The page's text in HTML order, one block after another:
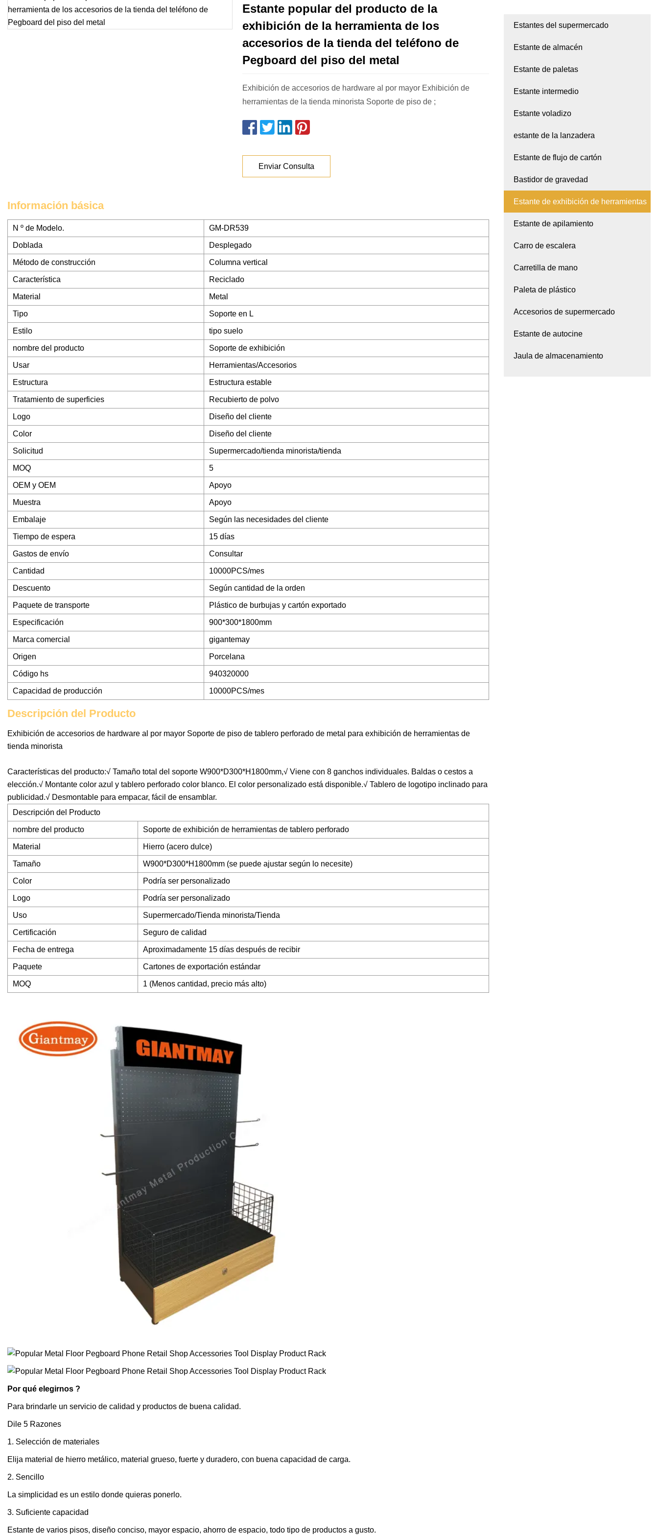
Estante popular del producto de la
exhibición de la herramienta de los
accesorios de la tienda del teléfono de
Pegboard del piso del metal
Exhibición de accesorios de hardware al por mayor Exhibición de
herramientas de la tienda minorista Soporte de piso de ;
Enviar Consulta
Información básica
N º de Modelo. GM-DR539
Doblada Desplegado
Método de construcción Columna vertical
Característica Reciclado
Material Metal
Tipo Soporte en L
Estilo tipo suelo
nombre del producto Soporte de exhibición
Usar Herramientas/Accesorios
Estructura Estructura estable
Tratamiento de superficies Recubierto de polvo
Logo Diseño del cliente
Color Diseño del cliente
Solicitud Supermercado/tienda minorista/tienda
MOQ 5
OEM y OEM Apoyo
Muestra Apoyo
Embalaje Según las necesidades del cliente
Tiempo de espera 15 días
Gastos de envío Consultar
Cantidad 10000PCS/mes
Descuento Según cantidad de la orden
Paquete de transporte Plástico de burbujas y cartón exportado
Especificación 900*300*1800mm
Marca comercial gigantemay
Origen Porcelana
Código hs 940320000
Capacidad de producción 10000PCS/mes
Descripción del Producto
Exhibición de accesorios de hardware al por mayor Soporte de piso de tablero perforado de metal para exhibición de herramientas de
tienda minorista
Características del producto:√ Tamaño total del soporte W900*D300*H1800mm,√ Viene con 8 ganchos individuales. Baldas o cestos a
elección.√ Montante color azul y tablero perforado color blanco. El color personalizado está disponible.√ Tablero de logotipo inclinado para
publicidad.√ Desmontable para empacar, fácil de ensamblar.
Descripción del Producto
nombre del producto Soporte de exhibición de herramientas de tablero perforado
Material Hierro (acero dulce)
Tamaño W900*D300*H1800mm (se puede ajustar según lo necesite)
Color Podría ser personalizado
Logo Podría ser personalizado
Uso Supermercado/Tienda minorista/Tienda
Certificación Seguro de calidad
Fecha de entrega Aproximadamente 15 días después de recibir
Paquete Cartones de exportación estándar
MOQ 1 (Menos cantidad, precio más alto)
Por qué elegirnos ?
Para brindarle un servicio de calidad y productos de buena calidad.
Dile 5 Razones
1. Selección de materiales
Elija material de hierro metálico, material grueso, fuerte y duradero, con buena capacidad de carga.
2. Sencillo
La simplicidad es un estilo donde quieras ponerlo.
3. Suficiente capacidad
Estante de varios pisos, diseño conciso, mayor espacio, ahorro de espacio, todo tipo de productos a gusto.
Estantes del supermercado
Estante de almacén
Estante de paletas
Estante intermedio
Estante voladizo
estante de la lanzadera
Estante de flujo de cartón
Bastidor de gravedad
Estante de exhibición de herramientas
Estante de apilamiento
Carro de escalera
Carretilla de mano
Paleta de plástico
Accesorios de supermercado
Estante de autocine
Jaula de almacenamiento